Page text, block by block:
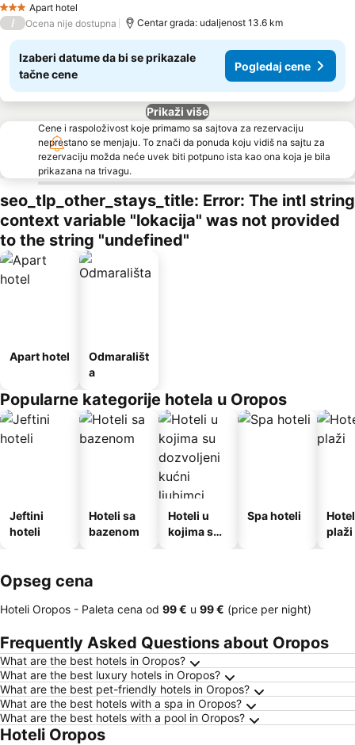
3 ZvezdiceApart hotel
/ Ocena nije dostupna Centar grada: udaljenost 13.6 km
Izaberi datume da bi se prikazale
tačne cene
Pogledaj cene
Prikaži više
Cene i raspoloživost koje primamo sa sajtova za rezervaciju
neprestano se menjaju. To znači da ponuda koju vidiš na sajtu za
rezervaciju možda neće uvek biti potpuno ista kao ona koja je bila
prikazana na trivagu.
seo_tlp_other_stays_title: Error: The intl string
context variable "lokacija" was not provided
to the string "undefined"
Apart hotel
Odmarališt
a
Popularne kategorije hotela u Oropos
Jeftini
hoteli
Hoteli sa
bazenom
Hoteli u
kojima su
Spa hoteli
plaži
Opseg cena
Hoteli Oropos - Paleta cena od ‎99 € u ‎99 € (price per night)
Frequently Asked Questions about Oropos
What are the best hotels in Oropos?
What are the best luxury hotels in Oropos?
What are the best pet-friendly hotels in Oropos?
What are the best hotels with a spa in Oropos?
What are the best hotels with a pool in Oropos?
Hoteli Oropos